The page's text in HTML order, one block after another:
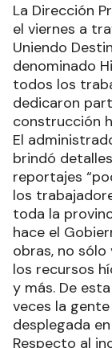
La Dirección
el viernes a
Uniendo
denominado
todos los
dedicaron
construcción
El
brindó
reportajes
los
toda la
hace el
obras, no
los recursos
y más. De
veces la
desplegada
Respecto al